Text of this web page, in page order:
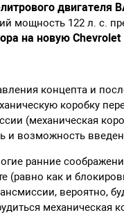
двигателя
мощность 122 л. с.
на новую Chevrolet
концепта и
коробку
(механическая
и возможность
ранние
(равно как и
вероятно,
механическая